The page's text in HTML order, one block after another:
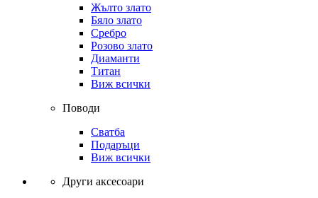
Жълто злато
Бяло злато
Сребро
Розово злато
Диаманти
Титан
Виж всички
Поводи
Сватба
Подаръци
Виж всички
Други аксесоари